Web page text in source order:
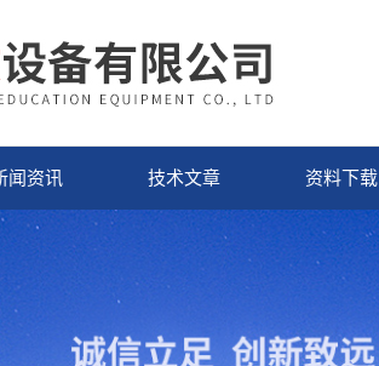
闻资讯 技术文章 资料下载